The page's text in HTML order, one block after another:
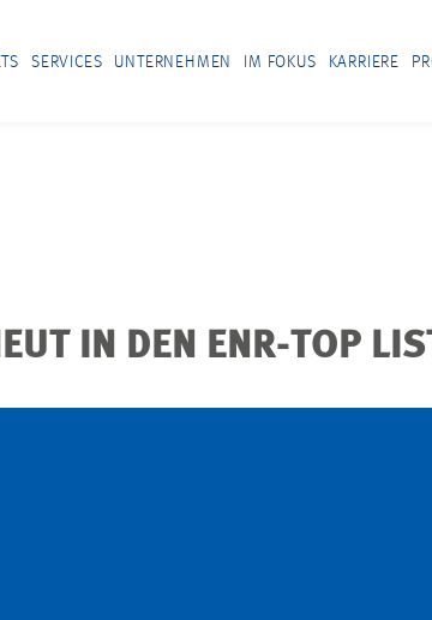
SERVICES UNTERNEHMEN IM FOKUS KARRIERE
IN DEN ENR-TOP